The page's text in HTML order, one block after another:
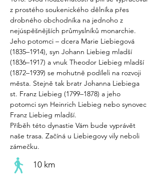
z prostého soukenického dělníka přes
drobného obchodníka na jednoho z
nejúspěšnějších průmyslníků monarchie.
Jeho potomci – dcera Marie Liebiegová
(1835–1914), syn Johann Liebieg mladší
(1836–1917) a vnuk Theodor Liebieg mladší
(1872–1939) se mohutně podíleli na rozvoji
města. Stejně tak bratr Johanna Liebiega
st. Franz Liebieg (1799–1878) a jeho
potomci syn Heinrich Liebieg nebo synovec
Franz Liebieg mladší.
Příběh této dynastie Vám bude vyprávět
naše trasa. Začíná u Liebiegovy vily neboli
zámečku.
10 km